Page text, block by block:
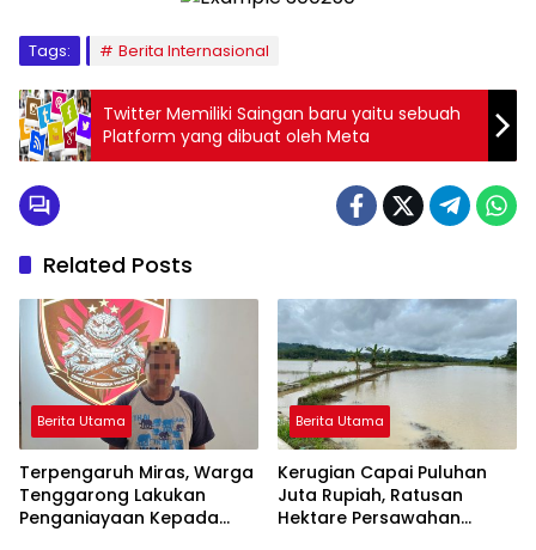
Tags: Berita Internasional
Twitter Memiliki Saingan baru yaitu sebuah
Platform yang dibuat oleh Meta
Related Posts
Berita Utama
Terpengaruh Miras, Warga
Tenggarong Lakukan
Penganiayaan Kepada
Berita Utama
Kerugian Capai Puluhan
Juta Rupiah, Ratusan
Hektare Persawahan